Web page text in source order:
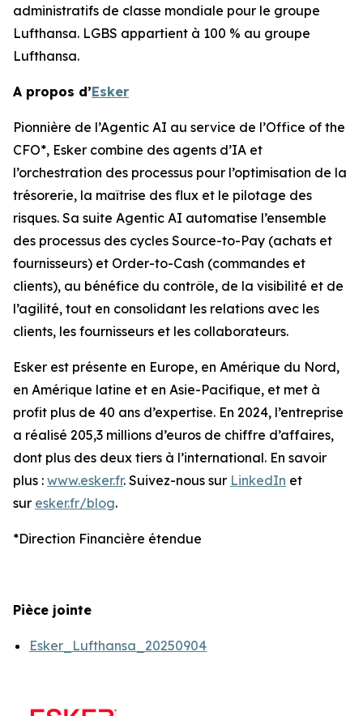
administratifs de classe mondiale pour le groupe
Lufthansa. LGBS appartient à 100 % au groupe
Lufthansa.
A propos d’Esker
Pionnière de l’Agentic AI au service de l’Office of the
CFO*, Esker combine des agents d’IA et
l’orchestration des processus pour l’optimisation de la
trésorerie, la maîtrise des flux et le pilotage des
risques. Sa suite Agentic AI automatise l’ensemble
des processus des cycles Source-to-Pay (achats et
fournisseurs) et Order-to-Cash (commandes et
clients), au bénéfice du contrôle, de la visibilité et de
l’agilité, tout en consolidant les relations avec les
clients, les fournisseurs et les collaborateurs.
Esker est présente en Europe, en Amérique du Nord,
en Amérique latine et en Asie-Pacifique, et met à
profit plus de 40 ans d’expertise. En 2024, l’entreprise
a réalisé 205,3 millions d’euros de chiffre d’affaires,
dont plus des deux tiers à l’international. En savoir
plus : www.esker.fr. Suivez-nous sur LinkedIn et
sur esker.fr/blog.
*Direction Financière étendue
Pièce jointe
Esker_Lufthansa_20250904